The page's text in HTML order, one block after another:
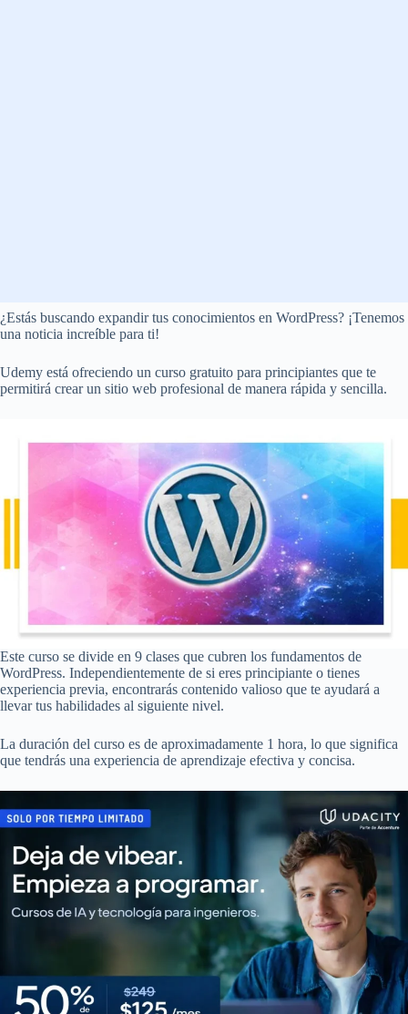
¿Estás buscando expandir tus conocimientos en WordPress? ¡Tenemos
una noticia increíble para ti!
Udemy está ofreciendo un curso gratuito para principiantes que te
permitirá crear un sitio web profesional de manera rápida y sencilla.
Este curso se divide en 9 clases que cubren los fundamentos de
WordPress. Independientemente de si eres principiante o tienes
experiencia previa, encontrarás contenido valioso que te ayudará a
llevar tus habilidades al siguiente nivel.
La duración del curso es de aproximadamente 1 hora, lo que significa
que tendrás una experiencia de aprendizaje efectiva y concisa.